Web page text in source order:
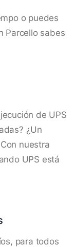
o puedes
Parcello sabes
de UPS
¿Un
nuestra
UPS está
para todos